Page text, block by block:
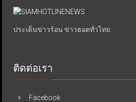
ประเด็นข่าวร้อน ข่าวฮอตทั่วไทย.
ติดต่อเรา
Facebook